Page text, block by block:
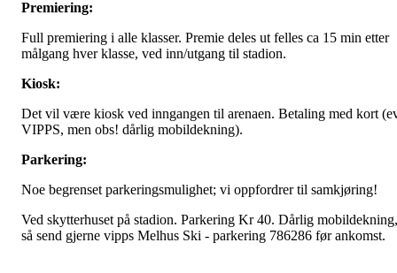
Premiering:
Full premiering i alle klasser. Premie deles ut felles ca 15 min etter
målgang hver klasse, ved inn/utgang til stadion.
Kiosk:
Det vil være kiosk ved inngangen til arenaen. Betaling med kort
VIPPS, men obs! dårlig mobildekning).
Parkering:
Noe begrenset parkeringsmulighet; vi oppfordrer til samkjøring!
Ved skytterhuset på stadion. Parkering Kr 40. Dårlig mobildekning,
så send gjerne vipps Melhus Ski - parkering 786286 før ankomst.